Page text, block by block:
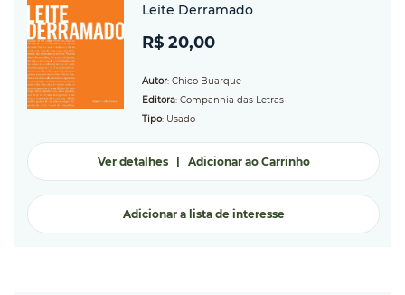
Leite Derramado
R$ 20,00
Autor: Chico Buarque
Editora: Companhia das Letras
Tipo: Usado
Ver detalhes| Adicionar ao Carrinho
Adicionar a lista de interesse